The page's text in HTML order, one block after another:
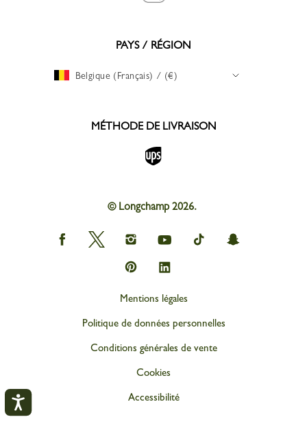
PAYS / RÉGION
Belgique (Français) / (€)
MÉTHODE DE LIVRAISON
© Longchamp 2026.
Longchamp
on
Longchamp
on
Longchamp
on
Instagram
Longchamp
on
youtube
Longchamp
on
Longchamp
on
Longchamp
on
Longchamp
on
Mentions légales
Politique de données personnelles
Conditions générales de vente
Cookies
Accessibilité